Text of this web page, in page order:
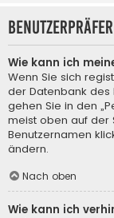
Wie kann ich
Wenn Sie sich
der Datenbank des
gehen Sie in den
meist oben auf der
Benutzernamen
ändern.
Nach oben
Wie kann ich